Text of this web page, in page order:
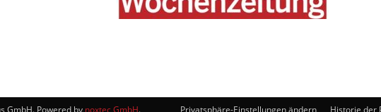
Privatsphäre-Einstellungen ändern Historie der
GmbH. Powered by noxtec GmbH.